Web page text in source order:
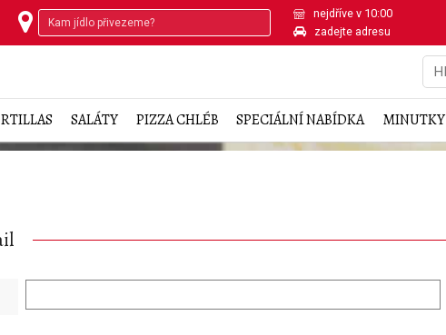
nejdříve v 10:00
zadejte adresu
SALÁTY PIZZA CHLÉB SPECIÁLNÍ NABÍDKA MINUTKY